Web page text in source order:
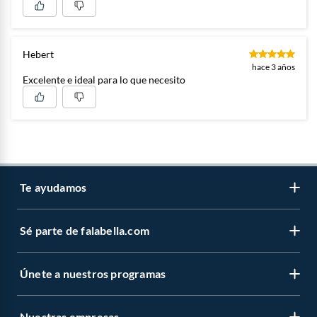
Hebert
hace 3 años
Excelente e ideal para lo que necesito
Te ayudamos
Atención por WhatsApp
Sé parte de falabella.com
Trabaja con nosotros
Únete a nuestros programas